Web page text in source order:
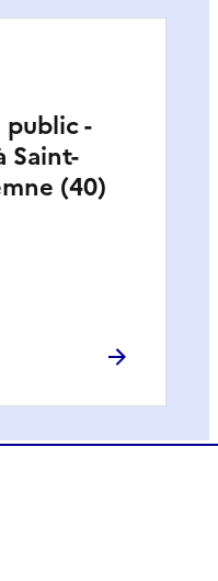
-
Saint-
(40)